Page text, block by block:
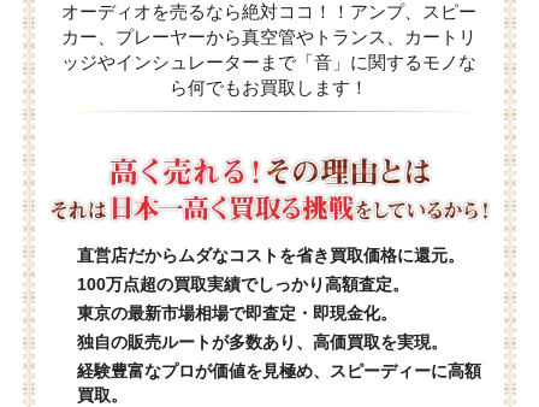
オーディオを売るなら絶対ココ！！アンプ、スピー
カー、プレーヤーから真空管やトランス、カートリ
ッジやインシュレーターまで「音」に関するモノな
ら何でもお買取します！
直営店だからムダなコストを省き買取価格に還元。
100万点超の買取実績でしっかり高額査定。
東京の最新市場相場で即査定・即現金化。
独自の販売ルートが多数あり、高価買取を実現。
経験豊富なプロが価値を見極め、スピーディーに高額
買取。